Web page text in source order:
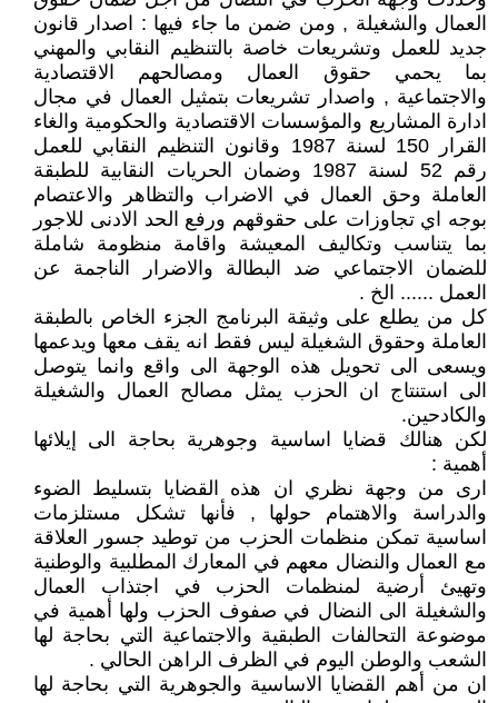
العمال والشغيلة , ومن ضمن ما جاء فيها : اصدار قانون
جديد للعمل وتشريعات خاصة بالتنظيم النقابي والمهني
بما يحمي حقوق العمال ومصالحهم الاقتصادية
والاجتماعية , واصدار تشريعات بتمثيل العمال في مجال
ادارة المشاريع والمؤسسات الاقتصادية والحكومية والغاء
القرار 150 لسنة 1987 وقانون التنظيم النقابي للعمل
رقم 52 لسنة 1987 وضمان الحريات النقابية للطبقة
العاملة وحق العمال في الاضراب والتظاهر والاعتصام
بوجه اي تجاوزات على حقوقهم ورفع الحد الادنى للاجور
بما يتناسب وتكاليف المعيشة واقامة منظومة شاملة
للضمان الاجتماعي ضد البطالة والاضرار الناجمة عن
العمل ...... الخ .
كل من يطلع على وثيقة البرنامج الجزء الخاص بالطبقة
العاملة وحقوق الشغيلة ليس فقط انه يقف معها ويدعمها
ويسعى الى تحويل هذه الوجهة الى واقع وانما يتوصل
الى استنتاج ان الحزب يمثل مصالح العمال والشغيلة
والكادحين.
لكن هنالك قضايا اساسية وجوهرية بحاجة الى إيلائها
أهمية :
ارى من وجهة نظري ان هذه القضايا بتسليط الضوء
والدراسة والاهتمام حولها , فأنها تشكل مستلزمات
اساسية تمكن منظمات الحزب من توطيد جسور العلاقة
مع العمال والنضال معهم في المعارك المطلبية والوطنية
وتهيئ أرضية لمنظمات الحزب في اجتذاب العمال
والشغيلة الى النضال في صفوف الحزب ولها أهمية في
موضوعة التحالفات الطبقية والاجتماعية التي بحاجة لها
الشعب والوطن اليوم في الظرف الراهن الحالي .
ان من أهم القضايا الاساسية والجوهرية التي بحاجة لها